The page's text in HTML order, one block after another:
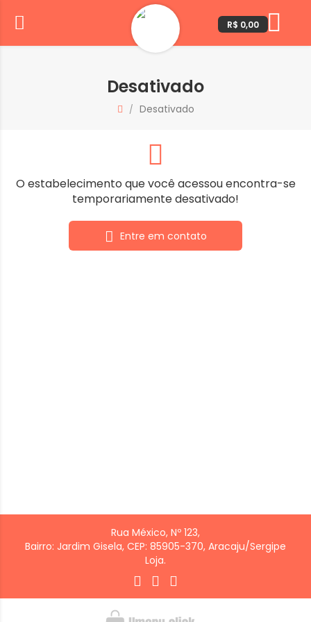
R$ 0,00
Desativado
/ Desativado
O estabelecimento que você acessou encontra-se
temporariamente desativado!
Entre em contato
Rua México, Nº 123,
Bairro: Jardim Gisela, CEP: 85905-370, Aracaju/Sergipe
Loja.